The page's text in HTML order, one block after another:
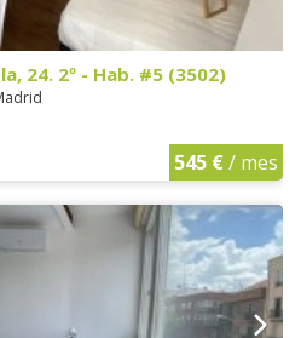
24. 2º - Hab. #5 (3502)
545 €/ mes